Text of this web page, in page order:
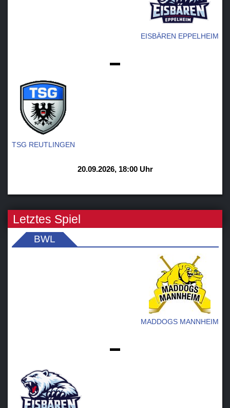
EISBÄREN EPPELHEIM
TSG REUTLINGEN
20.09.2026, 18:00 Uhr
Letztes Spiel
BWL
MADDOGS MANNHEIM
-